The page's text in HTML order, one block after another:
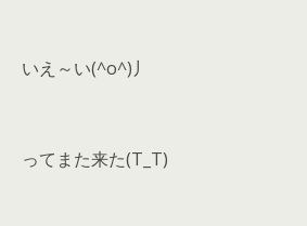
いえ～い(^o^)丿
ってまた来た(T_T)